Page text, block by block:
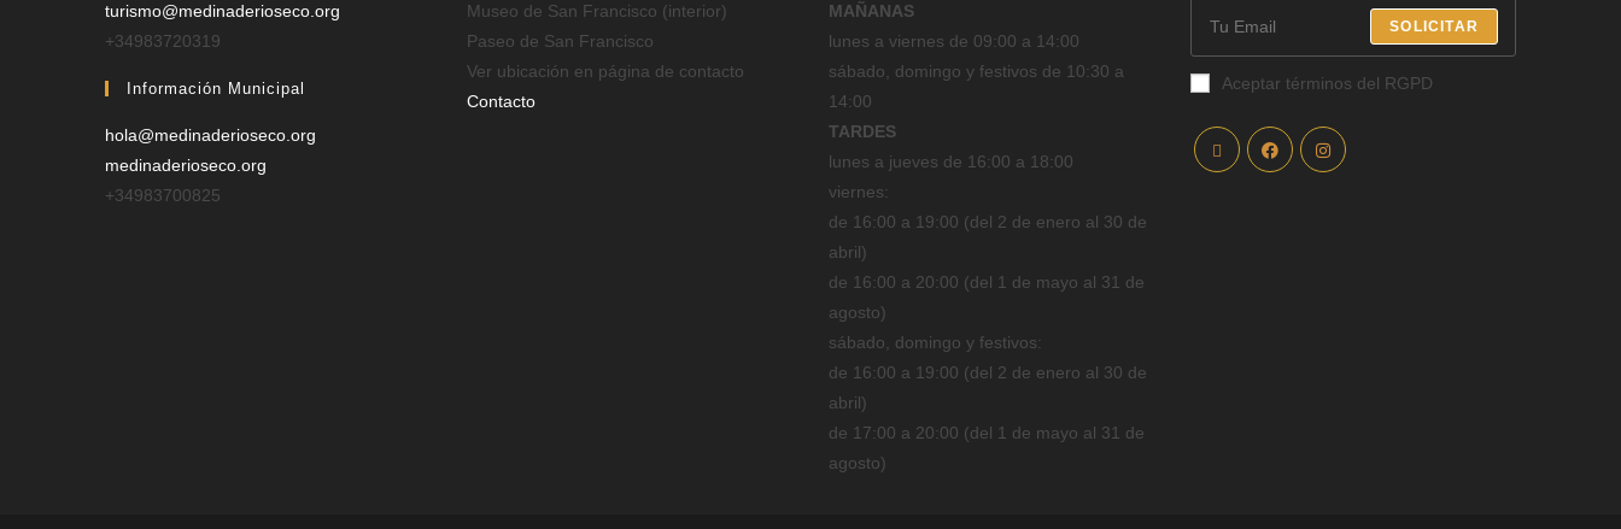
turismo@medinaderioseco.org
+34983720319
Información Municipal
hola@medinaderioseco.org
medinaderioseco.org
+34983700825
Museo de San Francisco (interior)
Paseo de San Francisco
Ver ubicación en página de contacto
Contacto
MAÑANAS
lunes a viernes de 09:00 a 14:00
sábado, domingo y festivos de 10:30 a
14:00
TARDES
lunes a jueves de 16:00 a 18:00
viernes:
de 16:00 a 19:00 (del 2 de enero al 30 de
abril)
de 16:00 a 20:00 (del 1 de mayo al 31 de
agosto)
sábado, domingo y festivos:
de 16:00 a 19:00 (del 2 de enero al 30 de
abril)
de 17:00 a 20:00 (del 1 de mayo al 31 de
agosto)
SOLICITAR
Aceptar términos del RGPD